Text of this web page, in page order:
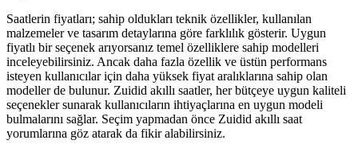
Saatlerin fiyatları; sahip oldukları teknik özellikler, kullanılan
malzemeler ve tasarım detaylarına göre farklılık gösterir. Uygun
fiyatlı bir seçenek arıyorsanız temel özelliklere sahip modelleri
inceleyebilirsiniz. Ancak daha fazla özellik ve üstün performans
isteyen kullanıcılar için daha yüksek fiyat aralıklarına sahip olan
modeller de bulunur. Zuidid akıllı saatler, her bütçeye uygun kaliteli
seçenekler sunarak kullanıcıların ihtiyaçlarına en uygun modeli
bulmalarını sağlar. Seçim yapmadan önce Zuidid akıllı saat
yorumlarına göz atarak da fikir alabilirsiniz.